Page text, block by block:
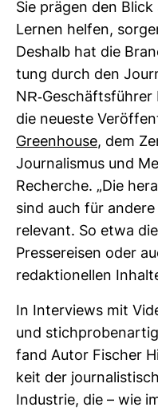
Sie prägen den
Lernen helfen,
Des­halb hat die
tung durch den
NR-​Geschäfts­führer
die neu­este
Green­house, dem
Jour­na­lismus und
Recherche. „Die
sind auch für
rele­vant. So etwa
Pres­se­reisen oder
redak­tio­nellen
In Inter­views mit
und
fand Autor Fischer
keit der
Indus­trie, die – wie